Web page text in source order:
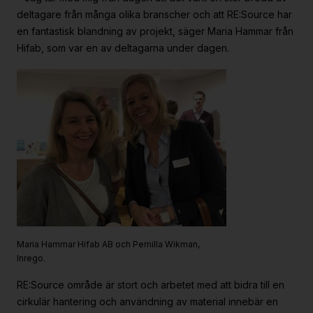
deltagare från många olika branscher och att RE:Source har
en fantastisk blandning av projekt, säger Maria Hammar från
Hifab, som var en av deltagarna under dagen.
Maria Hammar Hifab AB och Pernilla Wikman,
Inrego.
RE:Source område är stort och arbetet med att bidra till en
cirkulär hantering och användning av material innebär en